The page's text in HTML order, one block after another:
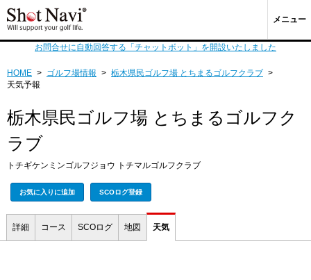
メニュー
お問合せに自動回答する「チャットボット」を開設いたしました
HOME > ゴルフ場情報 > 栃木県民ゴルフ場 とちまるゴルフクラブ >
天気予報
栃木県民ゴルフ場 とちまるゴルフク
ラブ
トチギケンミンゴルフジョウ トチマルゴルフクラブ
お気に入りに追加 SCOログ登録
詳細 コース SCOログ 地図 天気